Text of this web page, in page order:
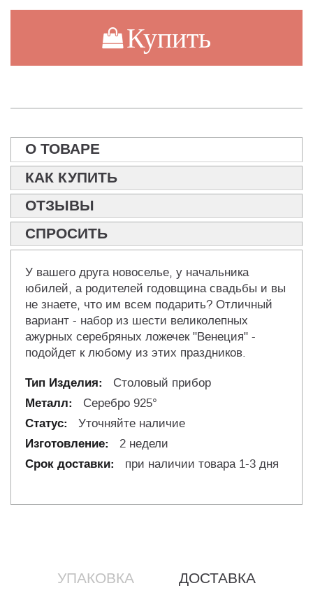
Купить
О ТОВАРЕ
КАК КУПИТЬ
ОТЗЫВЫ
СПРОСИТЬ
У вашего друга новоселье, у начальника
юбилей, а родителей годовщина свадьбы и вы
не знаете, что им всем подарить? Отличный
вариант - набор из шести великолепных
ажурных серебряных ложечек "Венеция" -
подойдет к любому из этих праздников.
Столовый прибор
Серебро 925°
Уточняйте наличие
2 недели
при наличии товара 1-3 дня
УПАКОВКА ДОСТАВКА